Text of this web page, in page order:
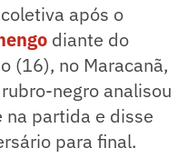
após o
diante do
(16), no Maracanã,
negro analisou
na partida e disse
para final.